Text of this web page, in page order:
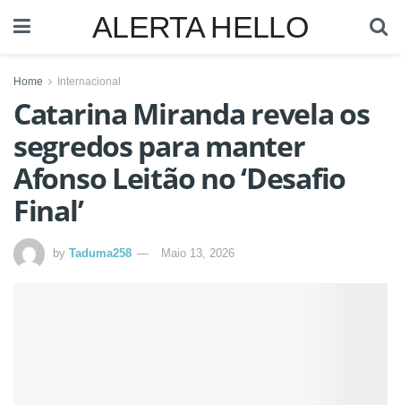
ALERTA HELLO
Home Internacional
Catarina Miranda revela os
segredos para manter
Afonso Leitão no ‘Desafio
Final’
by Taduma258 Maio 13, 2026